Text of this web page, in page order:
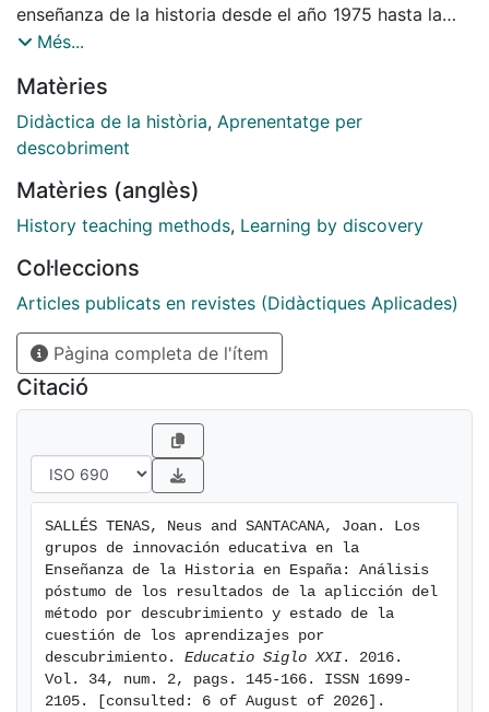
enseñanza de la historia desde el año 1975 hasta la
década de los años noventa, en especial de aquellos
primarias y en metodologías por descubrimiento. Una
vez identificados, el trabajo pretende conocer
mediante métodos cualitativos, la percepción y los
periodo desarrollaron esta metodología, con la
finalidad de deducir la eficacia de estas metodologías.
Més...
Matèries
Didàctica de la història, Aprenentatge per
descobriment
Matèries (anglès)
History teaching methods, Learning by discovery
Col·leccions
Articles publicats en revistes (Didàctiques Aplicades)
Pàgina completa de l'ítem
Citació
SALLÉS TENAS, Neus and SANTACANA, Joan. Los
grupos de innovación educativa en la
Enseñanza de la Historia en España: Análisis
póstumo de los resultados de la aplicción del
método por descubrimiento y estado de la
cuestión de los aprendizajes por
descubrimiento. Educatio Siglo XXI . 2016.
Vol. 34, num. 2, pags. 145-166. ISSN 1699-
2105. [consulted: 6 of August of 2026].